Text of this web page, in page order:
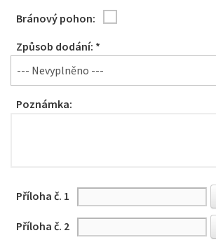
Bránový pohon:
Způsob dodání: *
--- Nevyplněno ---
Poznámka:
Příloha č. 1
Příloha č. 2